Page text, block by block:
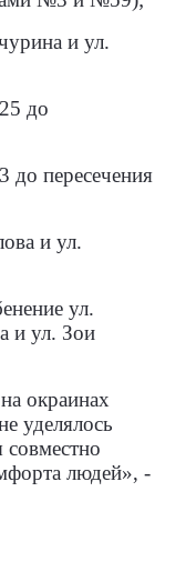
и ул.
до
пересечения
и ул.
ул.
и ул. Зои
окраинах
уделялось
людей», -